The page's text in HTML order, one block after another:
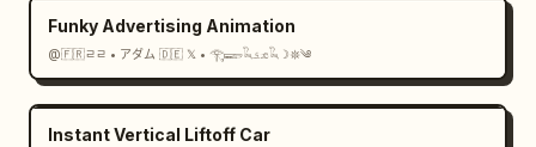
Funky Advertising Animation
@🇫🇷ㄹㄹ • アダム 🇩🇪 𝕏 • 𓂀𓆃𓆗𓃭𓆗☽𖤓༄
Instant Vertical Liftoff Car